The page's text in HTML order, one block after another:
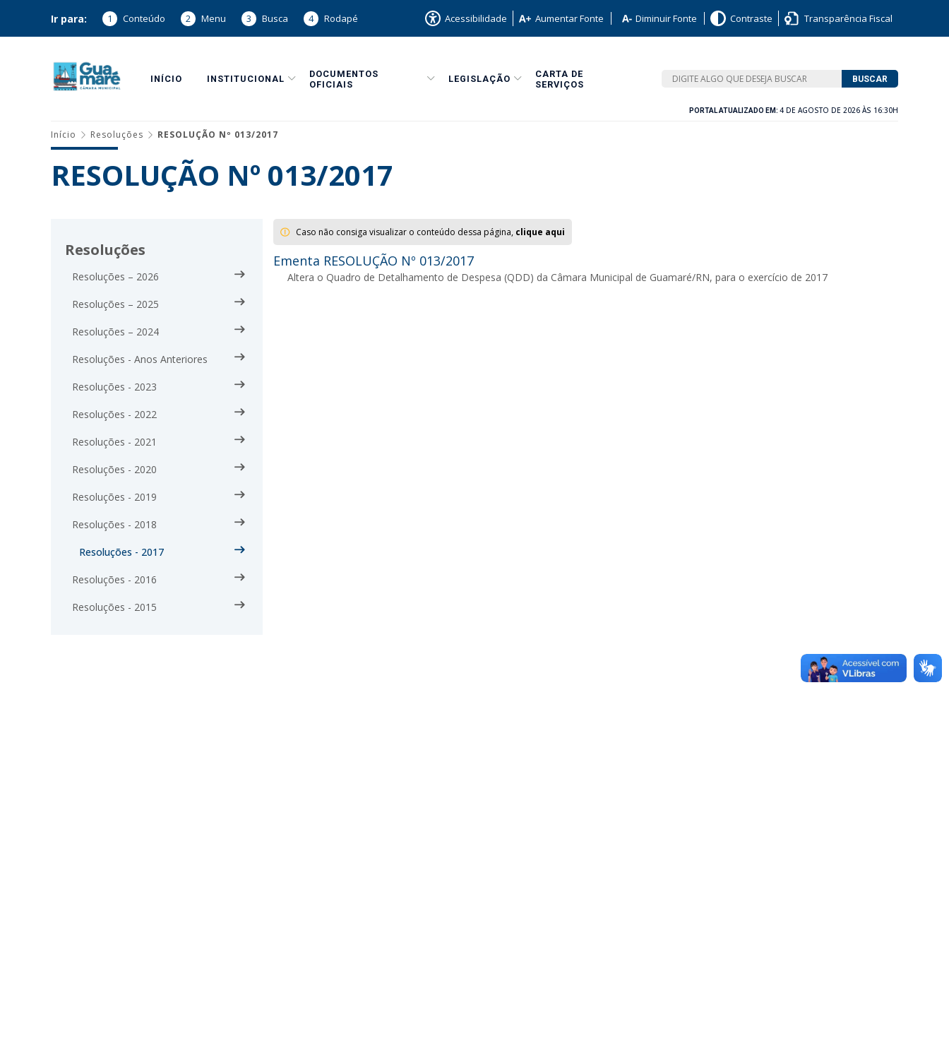
Ir para: 1 Conteúdo 2 Menu 3 Busca 4 Rodapé Acessibilidade Aumentar Fonte Diminuir Fonte Contraste Transparência Fiscal
INÍCIO INSTITUCIONAL
DOCUMENTOS
OFICIAIS
LEGISLAÇÃO
CARTA DE
SERVIÇOS
BUSCAR
PORTAL ATUALIZADO EM: 4 DE AGOSTO DE 2026 ÀS 16:30H
Início Resoluções RESOLUÇÃO Nº 013/2017
RESOLUÇÃO Nº 013/2017
Resoluções
Resoluções – 2026
Resoluções – 2025
Resoluções – 2024
Resoluções - Anos Anteriores
Resoluções - 2023
Resoluções - 2022
Resoluções - 2021
Resoluções - 2020
Resoluções - 2019
Resoluções - 2018
Resoluções - 2017
Resoluções - 2016
Resoluções - 2015
Caso não consiga visualizar o conteúdo dessa página, clique aqui
Ementa RESOLUÇÃO Nº 013/2017
Altera o Quadro de Detalhamento de Despesa (QDD) da Câmara Municipal de Guamaré/RN, para o exercício de 2017